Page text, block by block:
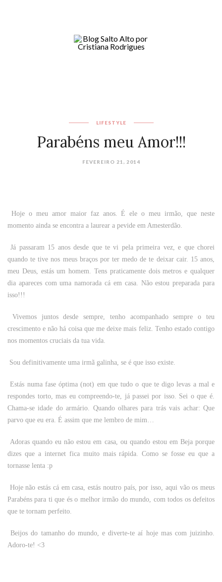
LIFESTYLE
Parabéns meu Amor!!!
FEVEREIRO 21, 2014
Hoje o meu amor maior faz anos. É ele o meu irmão, que neste
momento ainda se encontra a laurear a pevide em Amesterdão.
Já passaram 15 anos desde que te vi pela primeira vez, e que chorei
quando te tive nos meus braços por ter medo de te deixar cair. 15 anos,
meu Deus, estás um homem. Tens praticamente dois metros e qualquer
dia apareces com uma namorada cá em casa. Não estou preparada para
isso!!!
Vivemos juntos desde sempre, tenho acompanhado sempre o teu
crescimento e não há coisa que me deixe mais feliz. Tenho estado contigo
nos momentos cruciais da tua vida.
Sou definitivamente uma irmã galinha, se é que isso existe.
Estás numa fase óptima (not) em que tudo o que te digo levas a mal e
respondes torto, mas eu compreendo-te, já passei por isso. Sei o que é.
Chama-se idade do armário. Quando olhares para trás vais achar: Que
parvo que eu era. É assim que me lembro de mim…
Adoras quando eu não estou em casa, ou quando estou em Beja porque
dizes que a internet fica muito mais rápida. Como se fosse eu que a
tornasse lenta :p
Hoje não estás cá em casa, estás noutro país, por isso, aqui vão os meus
Parabéns para ti que és o melhor irmão do mundo, com todos os defeitos
que te tornam perfeito.
Beijos do tamanho do mundo, e diverte-te aí hoje mas com juizinho.
Adoro-te! <3